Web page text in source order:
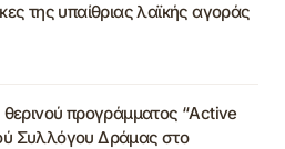
της υπαίθριας λαϊκής αγοράς
προγράμματος “Active
Συλλόγου Δράμας στο